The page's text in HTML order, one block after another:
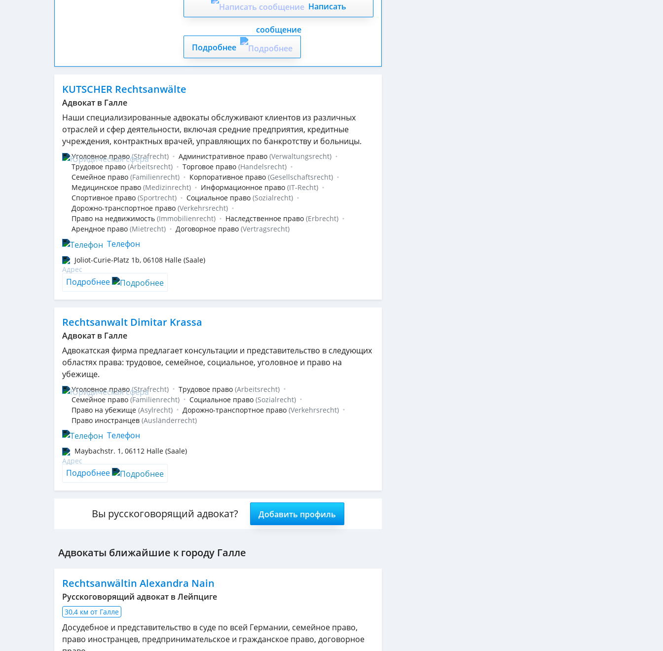
Написать
сообщение
Подробнее
KUTSCHER Rechtsanwälte
Адвокат в Галле
Наши специализированные адвокаты обслуживают клиентов из различных
отраслей и сфер деятельности, включая средние предприятия, кредитные
учреждения, контрактных врачей, управляющих по банкротству и больницы.
Уголовное право (Strafrecht) Административное право (Verwaltungsrecht)
Трудовое право (Arbeitsrecht) Торговое право (Handelsrecht)
Семейное право (Familienrecht) Корпоративное право (Gesellschaftsrecht)
Медицинское право (Medizinrecht) Информационное право (IT-Recht)
Спортивное право (Sportrecht) Социальное право (Sozialrecht)
Дорожно-транспортное право (Verkehrsrecht)
Право на недвижимость (Immobilienrecht) Наследственное право (Erbrecht)
Арендное право (Mietrecht) Договорное право (Vertragsrecht)
Телефон
Joliot-Curie-Platz 1b, 06108 Halle (Saale)
Подробнее
Rechtsanwalt Dimitar Krassa
Адвокат в Галле
Адвокатская фирма предлагает консультации и представительство в следующих
областях права: трудовое, семейное, социальное, уголовное и право на
убежище.
Уголовное право (Strafrecht) Трудовое право (Arbeitsrecht)
Семейное право (Familienrecht) Социальное право (Sozialrecht)
Право на убежище (Asylrecht) Дорожно-транспортное право (Verkehrsrecht)
Право иностранцев (Ausländerrecht)
Телефон
Maybachstr. 1, 06112 Halle (Saale)
Подробнее
Вы русскоговорящий адвокат? Добавить профиль
Адвокаты ближайшие к городу Галле
Rechtsanwältin Alexandra Nain
Pусскоговорящий адвокат в Лейпциге
30,4 км от Галле
Досудебное и представительство в суде по всей Германии, семейное право,
право иностранцев, предпринимательское и гражданское право, договорное